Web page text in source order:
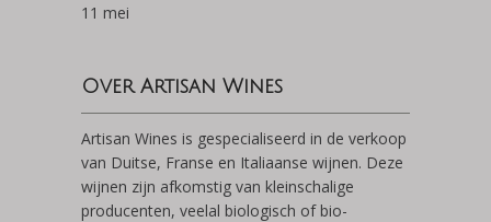
11 mei
Over Artisan Wines
Artisan Wines is gespecialiseerd in de verkoop
van Duitse, Franse en Italiaanse wijnen. Deze
wijnen zijn afkomstig van kleinschalige
producenten, veelal biologisch of bio-